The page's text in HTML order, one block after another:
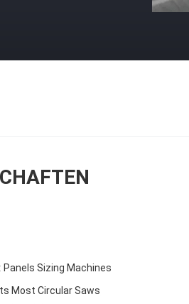
Panels Sizing Machines
Most Circular Saws